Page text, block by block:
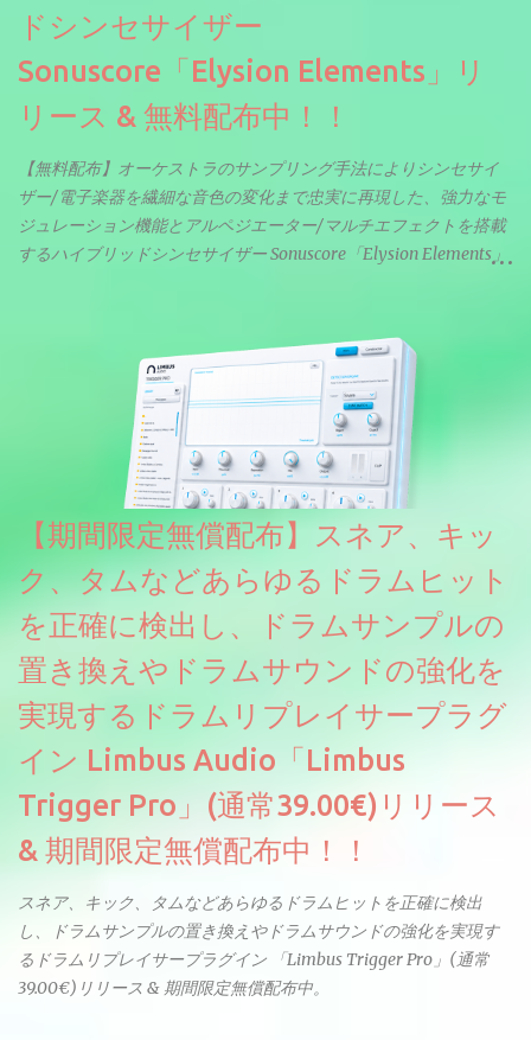
ドシンセサイザー
Sonuscore「Elysion Elements」リ
リース & 無料配布中！！
【無料配布】オーケストラのサンプリング手法によりシンセサイ
ザー/電子楽器を繊細な音色の変化まで忠実に再現した、強力なモ
ジュレーション機能とアルペジエーター/マルチエフェクトを搭載
するハイブリッドシンセサイザー Sonuscore「Elysion Elements」
えるようになっています。総容量も7GBを超えます。複数の設定に
より音色が作りこまれているため、あらかじめアルペジオがプロ
グラムされているプリセットも多いですが、アルペジオを切るこ
とももちろんできます。 ほとんどのシンセライブラリは、音を一
度サンプリングしてベロシティで音量を調整します。 しかし、
ELYSIONは違います。ビンテージシンセを含む様々な音源から、
複数のベロシティレイヤーにわたって録音し、各レイヤーを整形
することで、弱く演奏した場合と強く演奏した場合で、全く異な
る音色が得られます。単に音量を変えただけの同じ音ではありま
せん。
【期間限定無償配布】スネア、キッ
ク、タムなどあらゆるドラムヒット
を正確に検出し、ドラムサンプルの
置き換えやドラムサウンドの強化を
実現するドラムリプレイサープラグ
イン Limbus Audio「Limbus
Trigger Pro」(通常39.00€)リリース
& 期間限定無償配布中！！
スネア、キック、タムなどあらゆるドラムヒットを正確に検出
し、ドラムサンプルの置き換えやドラムサウンドの強化を実現す
るドラムリプレイサープラグイン 「Limbus Trigger Pro」(通常
39.00€)リリース & 期間限定無償配布中。